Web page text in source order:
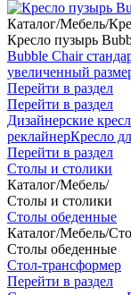
Каталог/Мебель/
Кресло пузырь
Bubble Chair
увеличенный
Перейти в раздел
Перейти в раздел
Дизайнерские
реклайнерКресло
Перейти в раздел
Столы и столики
Каталог/Мебель/
Столы и столики
Столы обеденные
Каталог/Мебель/
Столы обеденные
Стол-трансформер
Перейти в раздел